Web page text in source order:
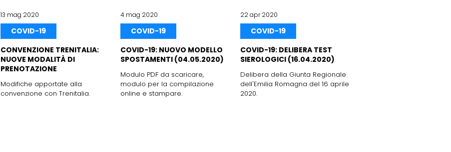
CONVENZIONE TRENITALIA:
NUOVE MODALITÀ DI
PRENOTAZIONE
Modifiche apportate alla
convenzione con Trenitalia.
COVID-19
13 mag 2020
COVID-19: NUOVO MODELLO
SPOSTAMENTI (04.05.2020)
Modulo PDF da scaricare,
modulo per la compilazione
online e stampare.
COVID-19
4 mag 2020
COVID-19: DELIBERA TEST
SIEROLOGICI (16.04.2020)
Delibera della Giunta Regionale
dell'Emilia Romagna del 16 aprile
2020.
COVID-19
22 apr 2020